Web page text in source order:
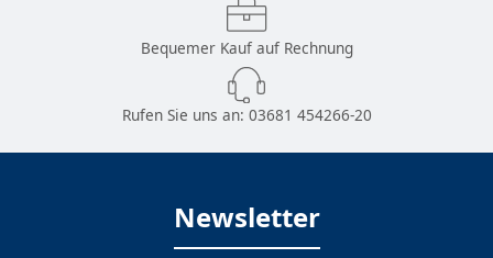
Bequemer Kauf auf Rechnung
Rufen Sie uns an: 03681 454266-20
Newsletter